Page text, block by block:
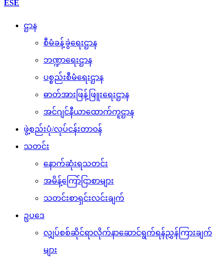
ESE
ဌာန
စီမံခန့်ခွဲရေးဌာန
ဘဏ္ဍာရေးဌာန
ပစ္စည်းစီမံရေးဌာန
ဓာတ်အားဖြန့်ဖြူးရေးဌာန
အင်ဂျင်နီယာထောက်ကူဌာန
ဖွဲ့စည်းပုံ/လုပ်ငန်းတာ၀န်
သတင်း
နောက်ဆုံးရသတင်း
အမိန့်ကြော်ငြာစာများ
သတင်းစာရှင်းလင်းချက်
ဥပဒေ
လျှပ်စစ်ဆိုင်ရာလိုက်နာဆောင်ရွက်ရန်ညွှန်ကြားချက်
များ